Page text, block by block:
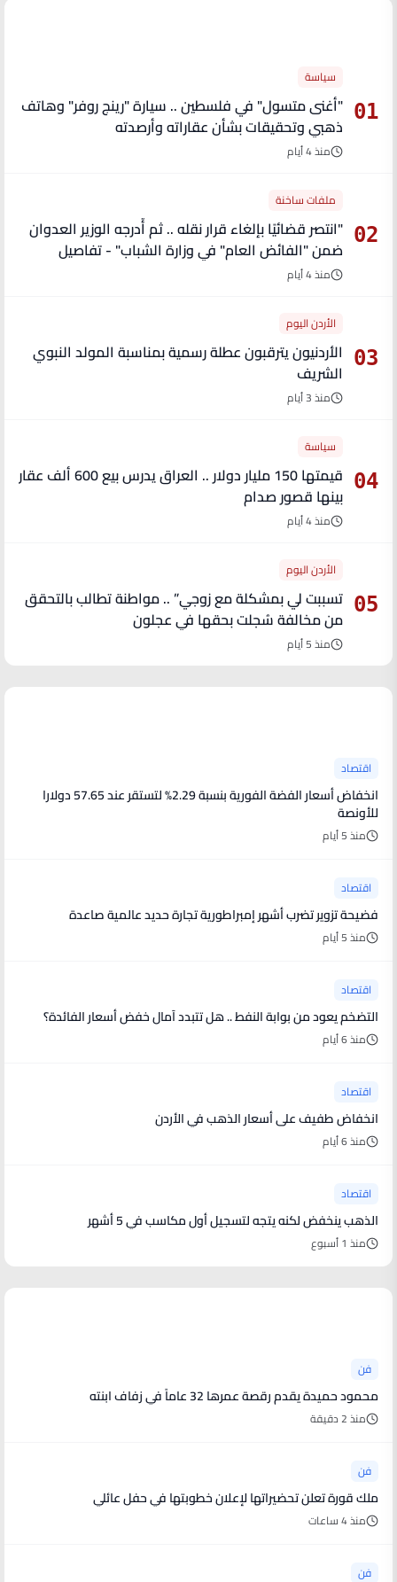
01
سياسة
"أغنى متسول" في فلسطين .. سيارة "رينج روفر" وهاتف
ذهبي وتحقيقات بشأن عقاراته وأرصدته
منذ 4 أيام
02
ملفات ساخنة
"انتصر قضائيًا بإلغاء قرار نقله .. ثم أُدرجه الوزير العدوان
ضمن "الفائض العام" في وزارة الشباب" - تفاصيل
منذ 4 أيام
03
الأردن اليوم
الأردنيون يترقبون عطلة رسمية بمناسبة المولد النبوي
الشريف
منذ 3 أيام
04
سياسة
قيمتها 150 مليار دولار .. العراق يدرس بيع 600 ألف عقار
بينها قصور صدام
منذ 4 أيام
05
الأردن اليوم
تسببت لي بمشكلة مع زوجي” .. مواطنة تطالب بالتحقق
من مخالفة سُجلت بحقها في عجلون
منذ 5 أيام
اقتصاد
انخفاض أسعار الفضة الفورية بنسبة 2.29% لتستقر عند 57.65 دولارا
للأونصة
منذ 5 أيام
اقتصاد
فضيحة تزوير تضرب أشهر إمبراطورية تجارة حديد عالمية صاعدة
منذ 5 أيام
اقتصاد
التضخم يعود من بوابة النفط .. هل تتبدد آمال خفض أسعار الفائدة؟
منذ 6 أيام
اقتصاد
انخفاض طفيف على أسعار الذهب في الأردن
منذ 6 أيام
اقتصاد
الذهب ينخفض لكنه يتجه لتسجيل أول مكاسب في 5 أشهر
منذ 1 أسبوع
فن
محمود حميدة يقدم رقصة عمرها 32 عاماً في زفاف ابنته
منذ 2 دقيقة
فن
ملك قورة تعلن تحضيراتها لإعلان خطوبتها في حفل عائلي
منذ 4 ساعات
فن